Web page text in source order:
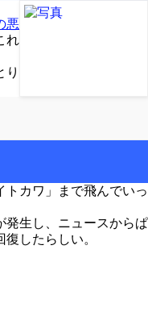
悪
れ
り
トカワ」まで飛んでいっ
発生し、ニュースからぱ
したらしい。